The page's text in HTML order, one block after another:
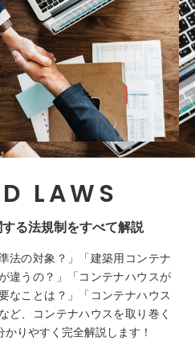
LAWS
る法規制をすべて解説
法の対象？」「建築用コンテナ
違うの？」「コンテナハウスが
なことは？」「コンテナハウス
ど、コンテナハウスを取り巻く
りやすく完全解説します！